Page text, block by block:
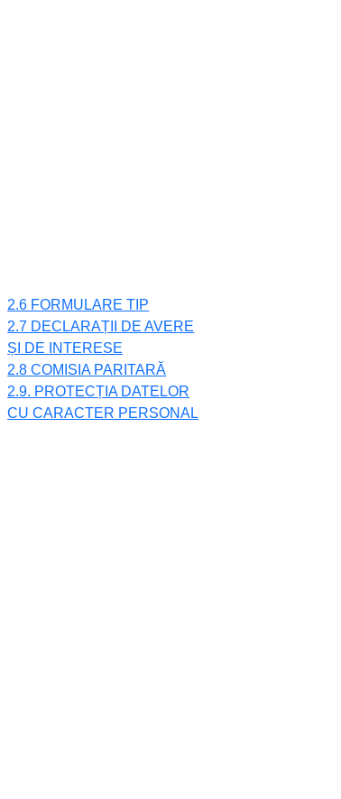
2.6 FORMULARE TIP
2.7 DECLARAȚII DE AVERE
ȘI DE INTERESE
2.8 COMISIA PARITARĂ
2.9. PROTECȚIA DATELOR
CU CARACTER PERSONAL